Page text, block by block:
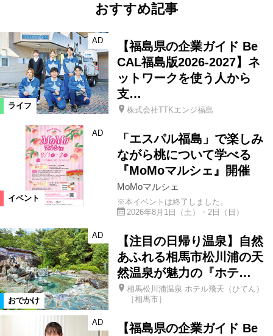
おすすめ記事
ライフ
AD
【福島県の企業ガイド Be
CAL福島版2026-2027】ネ
ットワークを使う人から
支…
株式会社TTKエンジ福島
イベント
AD
「エスパル福島」で楽しみ
ながら桃について学べる
『MoMoマルシェ』開催
MoMoマルシェ
※本イベントは終了しました。
2026年8月1日（土）・2日（日）
おでかけ
AD
【注目の日帰り温泉】自然
あふれる相馬市松川浦の天
然温泉が魅力の『ホテ…
相馬松川浦温泉 ホテル飛天（ひてん）
［相馬市］
AD
【福島県の企業ガイド Be